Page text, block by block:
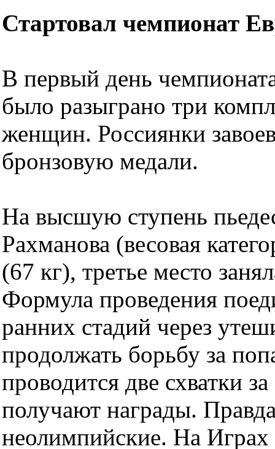
Стартовал чемпионат
В первый день
было разыграно три
женщин. Россиянки
бронзовую медали.
На высшую ступень
Рахманова (весовая
(67 кг), третье место
Формула проведения
ранних стадий через
продолжать борьбу за
проводится две схватки
получают награды.
неолимпийские. На